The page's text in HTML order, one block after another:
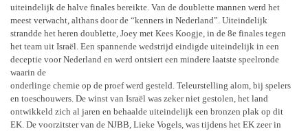
uiteindelijk de halve finales bereikte. Van de doublette mannen werd het
meest verwacht, althans door de “kenners in Nederland”. Uiteindelijk
strandde het heren doublette, Joey met Kees Koogje, in de 8e finales tegen
het team uit Israël. Een spannende wedstrijd eindigde uiteindelijk in een
deceptie voor Nederland en werd ontsiert een mindere laatste speelronde
waarin de
onderlinge chemie op de proef werd gesteld. Teleurstelling alom, bij spelers
en toeschouwers. De winst van Israël was zeker niet gestolen, het land
ontwikkeld zich al jaren en behaalde uiteindelijk een bronzen plak op dit
EK. De voorzitster van de NJBB, Lieke Vogels, was tijdens het EK zeer in